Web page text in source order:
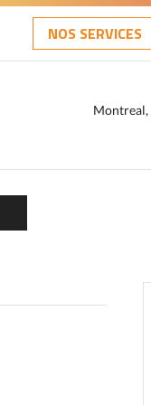
NOS SERVICES
Montreal,